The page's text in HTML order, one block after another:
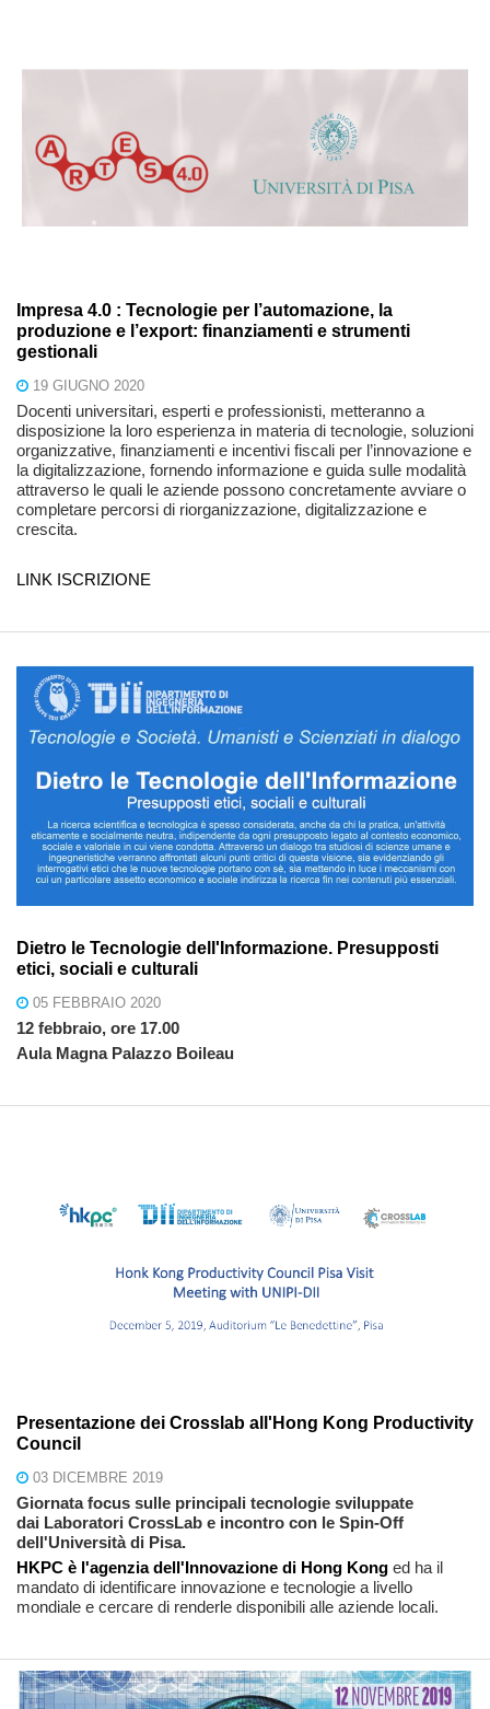
Impresa 4.0 : Tecnologie per l’automazione, la
produzione e l’export: finanziamenti e strumenti
gestionali
19 GIUGNO 2020
Docenti universitari, esperti e professionisti, metteranno a
disposizione la loro esperienza in materia di tecnologie, soluzioni
organizzative, finanziamenti e incentivi fiscali per l’innovazione e
la digitalizzazione, fornendo informazione e guida sulle modalità
attraverso le quali le aziende possono concretamente avviare o
completare percorsi di riorganizzazione, digitalizzazione e
crescita.
LINK ISCRIZIONE
Dietro le Tecnologie dell'Informazione. Presupposti
etici, sociali e culturali
05 FEBBRAIO 2020
12 febbraio, ore 17.00
Aula Magna Palazzo Boileau
Presentazione dei Crosslab all'Hong Kong Productivity
Council
03 DICEMBRE 2019
Giornata focus sulle principali tecnologie sviluppate
dai Laboratori CrossLab e incontro con le Spin-Off
dell'Università di Pisa.
HKPC è l'agenzia dell'Innovazione di Hong Kong ed ha il
mandato di identificare innovazione e tecnologie a livello
mondiale e cercare di renderle disponibili alle aziende locali.